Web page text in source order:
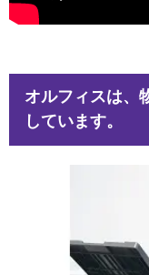
オルフィスは、
しています。